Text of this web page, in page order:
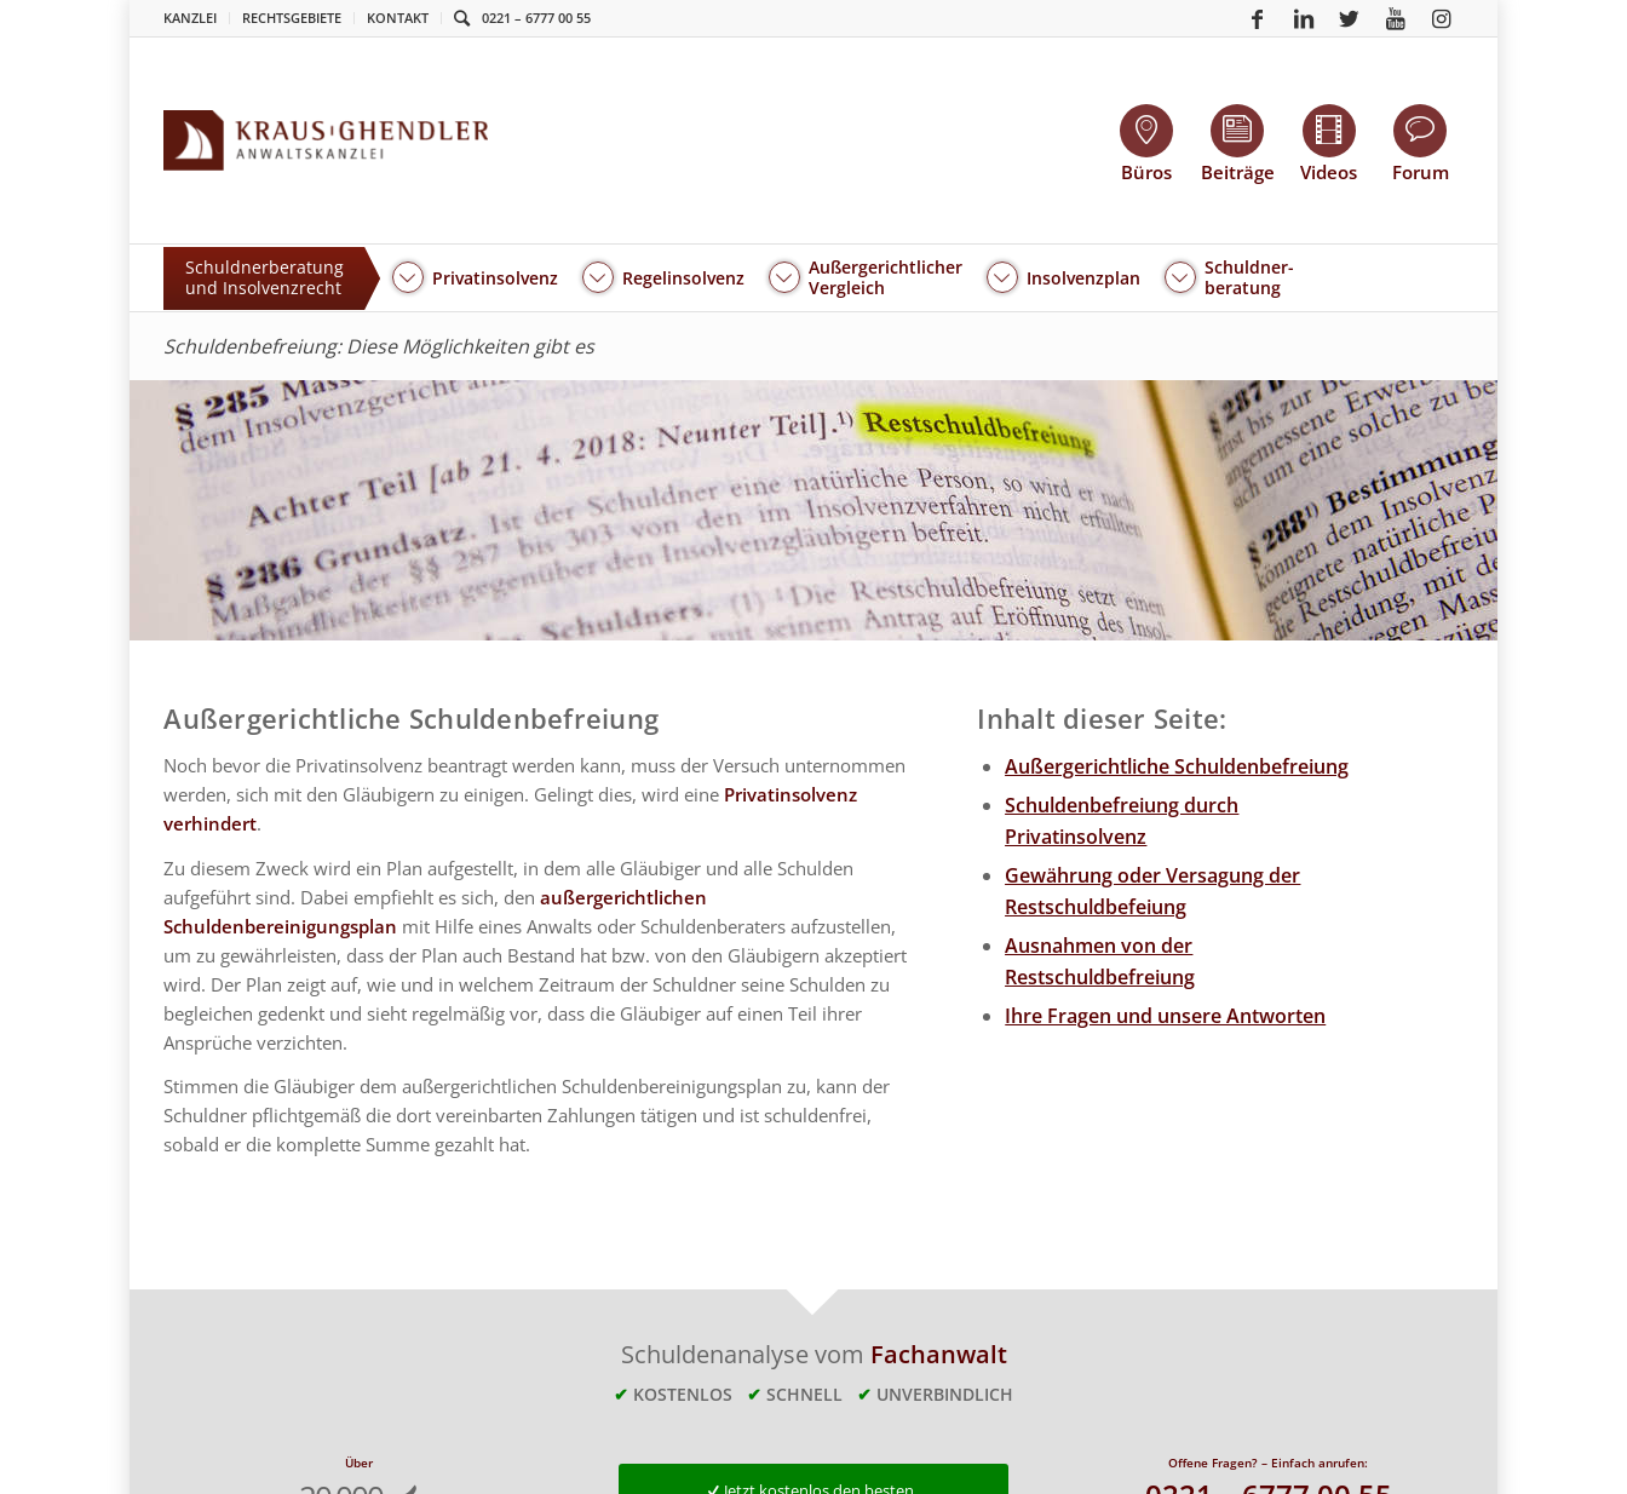
KANZLEI RECHTSGEBIETE KONTAKT 0221 – 6777 00 55
Büros Beiträge Videos Forum
Schuldnerberatung
und Insolvenzrecht
Privatinsolvenz Regelinsolvenz
Außergerichtlicher
Vergleich
Insolvenzplan
Schuldner-
beratung
Schuldenbefreiung: Diese Möglichkeiten gibt es
Außergerichtliche Schuldenbefreiung
Noch bevor die Privatinsolvenz beantragt werden kann, muss der Versuch unternommen
werden, sich mit den Gläubigern zu einigen. Gelingt dies, wird eine Privatinsolvenz
verhindert.
Zu diesem Zweck wird ein Plan aufgestellt, in dem alle Gläubiger und alle Schulden
aufgeführt sind. Dabei empfiehlt es sich, denaußergerichtlichen
Schuldenbereinigungsplan mit Hilfe eines Anwalts oder Schuldenberaters aufzustellen,
um zu gewährleisten, dass der Plan auch Bestand hat bzw. von den Gläubigern akzeptiert
wird. Der Plan zeigt auf, wie und in welchem Zeitraum der Schuldner seine Schulden zu
begleichen gedenkt und sieht regelmäßig vor, dass die Gläubiger auf einen Teil ihrer
Ansprüche verzichten.
Stimmen die Gläubiger dem außergerichtlichen Schuldenbereinigungsplan zu, kann der
Schuldner pflichtgemäß die dort vereinbarten Zahlungen tätigen und ist schuldenfrei,
sobald er die komplette Summe gezahlt hat.
Inhalt dieser Seite:
Außergerichtliche Schuldenbefreiung
Schuldenbefreiung durch
Privatinsolvenz
Gewährung oder Versagung der
Restschuldbefeiung
Ausnahmen von der
Restschuldbefreiung
Ihre Fragen und unsere Antworten
Schuldenanalyse vom Fachanwalt
✔ KOSTENLOS ✔ SCHNELL ✔ UNVERBINDLICH
Über Offene Fragen? – Einfach anrufen: